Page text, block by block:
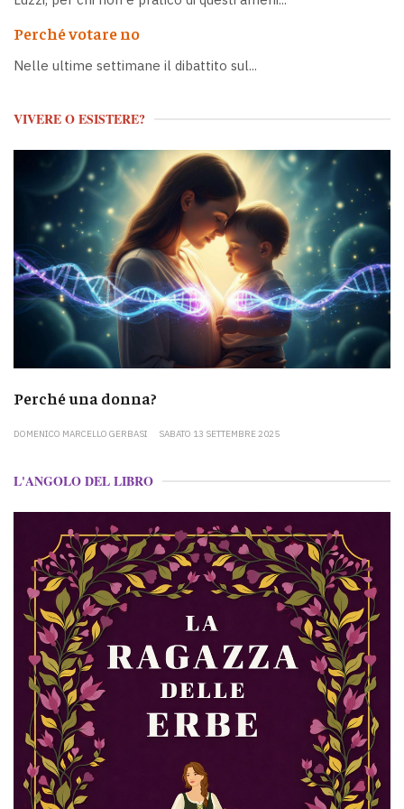
Perché votare no
Nelle ultime settimane il dibattito sul...
VIVERE O ESISTERE?
Perché una donna?
DOMENICO MARCELLO GERBASI SABATO 13 SETTEMBRE 2025
L'ANGOLO DEL LIBRO